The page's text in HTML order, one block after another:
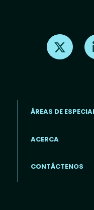
Find
Footer menu (ES)
ÁREAS DE
ACERCA
CONTÁCTENOS